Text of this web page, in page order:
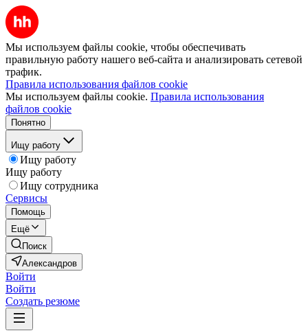
Мы используем файлы cookie, чтобы обеспечивать
правильную работу нашего веб-сайта и анализировать сетевой
трафик.
Правила использования файлов cookie
Мы используем файлы cookie. Правила использования
файлов cookie
Понятно
Ищу работу
Ищу работу
Ищу работу
Ищу сотрудника
Сервисы
Помощь
Ещё
Поиск
Александров
Войти
Войти
Создать резюме